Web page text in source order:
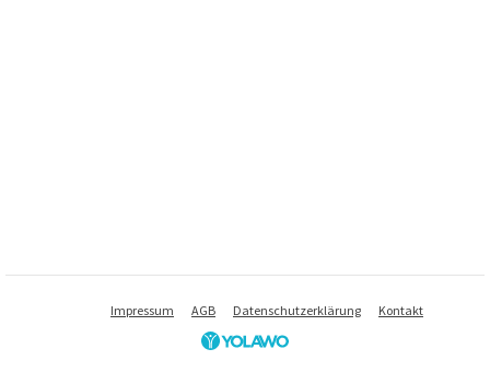
Impressum AGB Datenschutzerklärung Kontakt